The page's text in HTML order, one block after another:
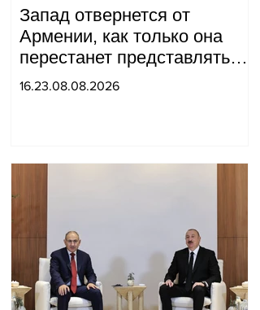
Запад отвернется от
Армении, как только она
перестанет представлять
для него интерес как
16.23.08.08.2026